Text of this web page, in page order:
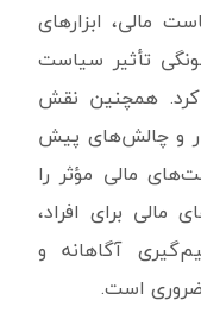
مالی، ابزارهای
تأثیر سیاست
کرد. همچنین نقش
و چالش‌های پیش
مالی مؤثر را
برای افراد،
آگاهانه و
است.